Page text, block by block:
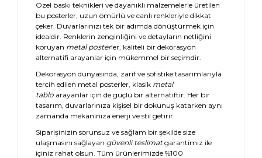
Özel baskı teknikleri ve dayanıklı malzemelerle üretilen
bu posterler, uzun ömürlü ve canlı renkleriyle dikkat
çeker. Duvarlarınızı tek bir adımda dönüştürmek için
idealdir. Renklerin zenginliğini ve detayların netliğini
koruyan metal posterler, kaliteli bir dekorasyon
alternatifi arayanlar için mükemmel bir seçimdir.
Dekorasyon dünyasında, zarif ve sofistike tasarımlarıyla
tercih edilen metal posterler, klasik metal
tablo arayanlar için de güçlü bir alternatiftir. Her bir
tasarım, duvarlarınıza kişisel bir dokunuş katarken aynı
zamanda mekanınıza enerji ve stil getirir.
Siparişinizin sorunsuz ve sağlam bir şekilde size
ulaşmasını sağlayan güvenli teslimatgarantimiz ile
içiniz rahat olsun. Tüm ürünlerimizde %100